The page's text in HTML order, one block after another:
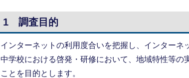
1 調査目的
インターネットの利用度合いを把握し、インター
中学校における啓発・研修において、地域特性等の
ことを目的とします。